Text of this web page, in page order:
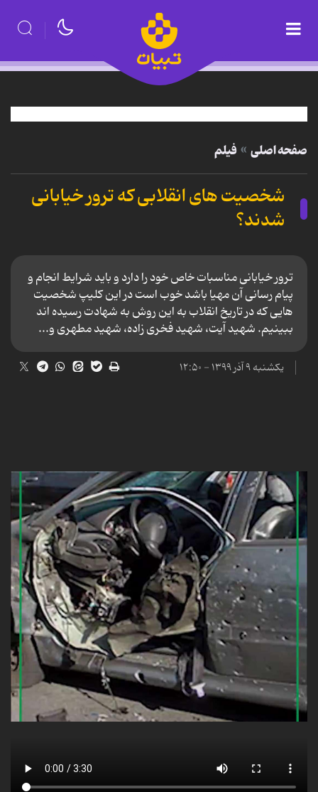
صفحه اصلی فیلم
شخصیت های انقلابی که ترور خیابانی
شدند؟
ترور خیابانی مناسبات خاص خود را دارد و باید شرایط انجام و
پیام رسانی آن مهیا باشد خوب است در این کلیپ شخصیت
هایی که در تاریخ انقلاب به این روش به شهادت رسیده اند
ببینیم. شهید آیت، شهید فخری زاده، شهید مطهری و...
یکشنبه ۹ آذر ۱۳۹۹ - ۱۲:۵۰